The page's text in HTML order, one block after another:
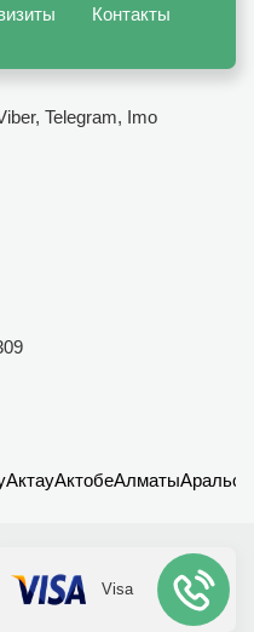
Контакты
Telegram, Imo
АктауАктобеАлматыАральск
Visa